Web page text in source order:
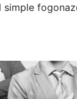
simple